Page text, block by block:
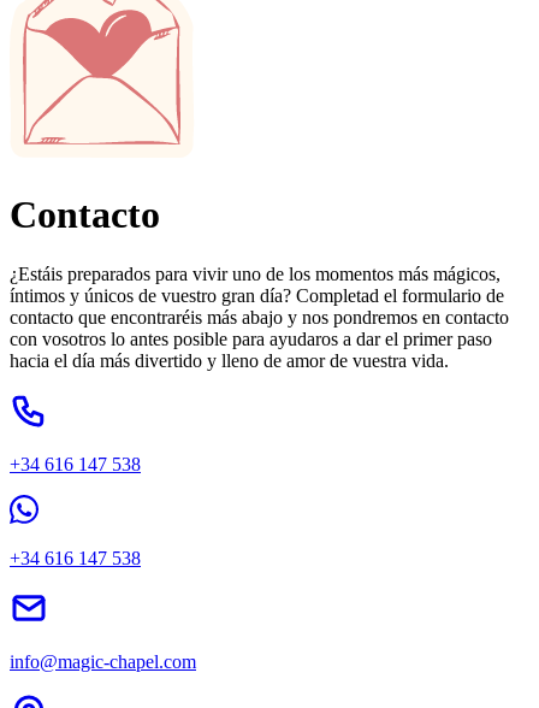
Contacto
¿Estáis preparados para vivir uno de los momentos más mágicos,
íntimos y únicos de vuestro gran día? Completad el formulario de
contacto que encontraréis más abajo y nos pondremos en contacto
con vosotros lo antes posible para ayudaros a dar el primer paso
hacia el día más divertido y lleno de amor de vuestra vida.
+34 616 147 538
+34 616 147 538
info@magic-chapel.com